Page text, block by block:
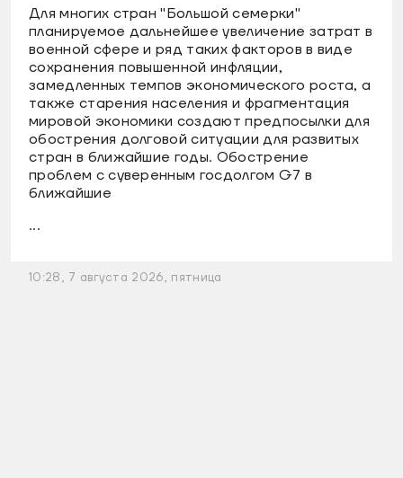
Для многих стран "Большой семерки"
планируемое дальнейшее увеличение затрат в
военной сфере и ряд таких факторов в виде
сохранения повышенной инфляции,
замедленных темпов экономического роста, а
также старения населения и фрагментация
мировой экономики создают предпосылки для
обострения долговой ситуации для развитых
стран в ближайшие годы. Обострение
проблем с суверенным госдолгом G7 в
ближайшие
...
10:28, 7 августа 2026, пятница